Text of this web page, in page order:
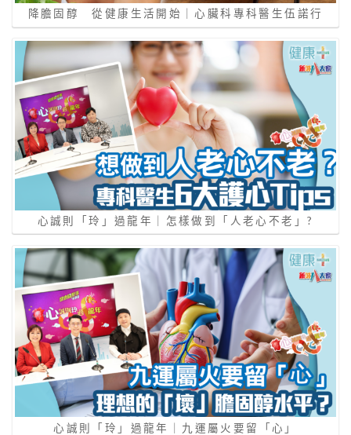
降膽固醇 從健康生活開始｜心臟科專科醫生伍諾行
心誠則「玲」過龍年｜怎樣做到「⼈老⼼不老」?
心誠則「玲」過龍年｜九運屬火要留「⼼」